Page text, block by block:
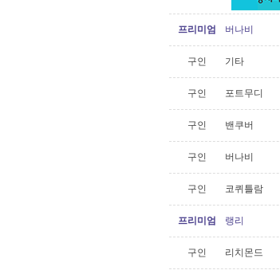
프리미엄 버나비
구인 기타
구인 포트무디
구인 밴쿠버
구인 버나비
구인 코퀴틀람
프리미엄 랭리
구인 리치몬드